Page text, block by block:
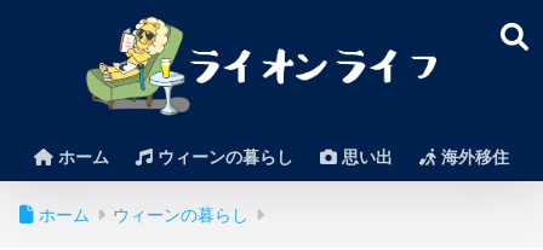
ホーム ウィーンの暮らし 思い出 海外移住
ホーム ウィーンの暮らし